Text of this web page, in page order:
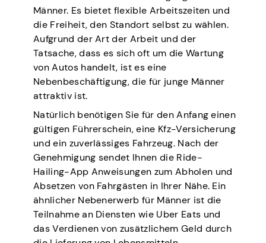
Männer. Es bietet flexible Arbeitszeiten und
die Freiheit, den Standort selbst zu wählen.
Aufgrund der Art der Arbeit und der
Tatsache, dass es sich oft um die Wartung
von Autos handelt, ist es eine
Nebenbeschäftigung, die für junge Männer
attraktiv ist.
Natürlich benötigen Sie für den Anfang einen
gültigen Führerschein, eine Kfz-Versicherung
und ein zuverlässiges Fahrzeug. Nach der
Genehmigung sendet Ihnen die Ride-
Hailing-App Anweisungen zum Abholen und
Absetzen von Fahrgästen in Ihrer Nähe. Ein
ähnlicher Nebenerwerb für Männer ist die
Teilnahme an Diensten wie Uber Eats und
das Verdienen von zusätzlichem Geld durch